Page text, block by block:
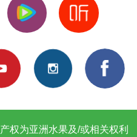
权为亚洲水果及/或相关权利